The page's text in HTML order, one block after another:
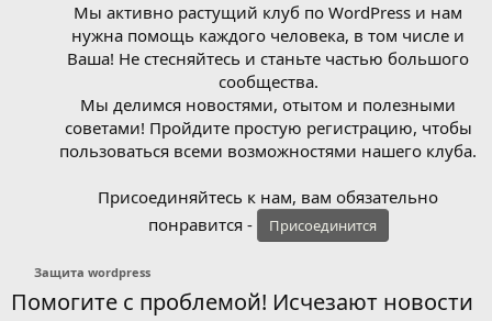
Мы активно растущий клуб по WordPress и нам
нужна помощь каждого человека, в том числе и
Ваша! Не стесняйтесь и станьте частью большого
сообщества.
Мы делимся новостями, отытом и полезными
советами! Пройдите простую регистрацию, чтобы
пользоваться всеми возможностями нашего клуба.
Присоединяйтесь к нам, вам обязательно
понравится -
Присоединится
Защита wordpress
Помогите с проблемой! Исчезают новости